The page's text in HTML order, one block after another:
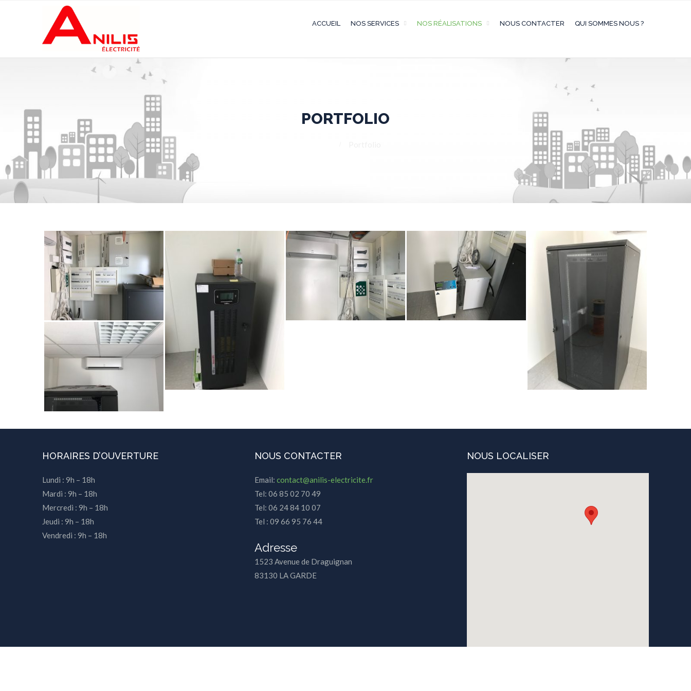
ACCUEIL NOS SERVICES NOS RÉALISATIONS NOUS CONTACTER QUI SOMMES NOUS ?
PORTFOLIO
HORAIRES D’OUVERTURE
Lundi : 9h – 18h
Mardi : 9h – 18h
Mercredi : 9h – 18h
Jeudi : 9h – 18h
Vendredi : 9h – 18h
NOUS CONTACTER
Email: contact@anilis-electricite.fr
Tel: 06 85 02 70 49
Tel: 06 24 84 10 07
Tel : 09 66 95 76 44
Adresse
1523 Avenue de Draguignan
83130 LA GARDE
NOUS LOCALISER